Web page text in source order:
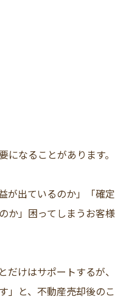
なることがあります。
が出ているのか」「確定
か」困ってしまうお客様
だけはサポートするが、
」と、不動産売却後のこ